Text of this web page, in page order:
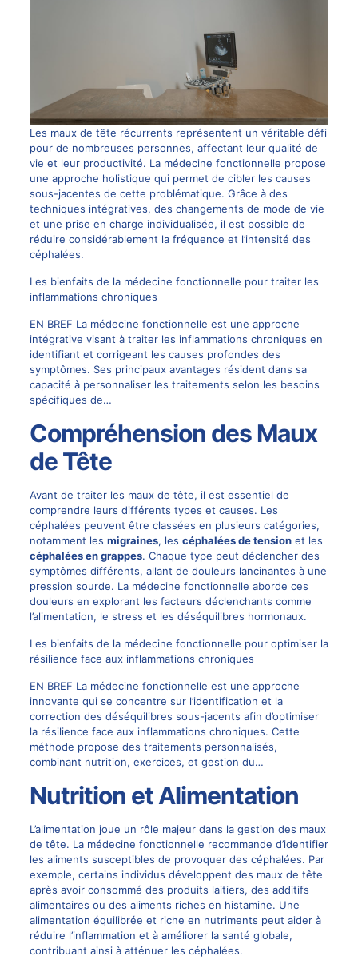
Les maux de tête récurrents représentent un véritable défi
pour de nombreuses personnes, affectant leur qualité de
vie et leur productivité. La médecine fonctionnelle propose
une approche holistique qui permet de cibler les causes
sous-jacentes de cette problématique. Grâce à des
techniques intégratives, des changements de mode de vie
et une prise en charge individualisée, il est possible de
réduire considérablement la fréquence et l’intensité des
céphalées.
Les bienfaits de la médecine fonctionnelle pour traiter les
inflammations chroniques
EN BREF La médecine fonctionnelle est une approche
intégrative visant à traiter les inflammations chroniques en
identifiant et corrigeant les causes profondes des
symptômes. Ses principaux avantages résident dans sa
capacité à personnaliser les traitements selon les besoins
spécifiques de…
Compréhension des Maux
de Tête
Avant de traiter les maux de tête, il est essentiel de
comprendre leurs différents types et causes. Les
céphalées peuvent être classées en plusieurs catégories,
notamment les migraines, les céphalées de tensionet les
céphalées en grappes. Chaque type peut déclencher des
symptômes différents, allant de douleurs lancinantes à une
pression sourde. La médecine fonctionnelle aborde ces
douleurs en explorant les facteurs déclenchants comme
l’alimentation, le stress et les déséquilibres hormonaux.
Les bienfaits de la médecine fonctionnelle pour optimiser la
résilience face aux inflammations chroniques
EN BREF La médecine fonctionnelle est une approche
innovante qui se concentre sur l’identification et la
correction des déséquilibres sous-jacents afin d’optimiser
la résilience face aux inflammations chroniques. Cette
méthode propose des traitements personnalisés,
combinant nutrition, exercices, et gestion du…
Nutrition et Alimentation
L’alimentation joue un rôle majeur dans la gestion des maux
de tête. La médecine fonctionnelle recommande d’identifier
les aliments susceptibles de provoquer des céphalées. Par
exemple, certains individus développent des maux de tête
après avoir consommé des produits laitiers, des additifs
alimentaires ou des aliments riches en histamine. Une
alimentation équilibrée et riche en nutriments peut aider à
réduire l’inflammation et à améliorer la santé globale,
contribuant ainsi à atténuer les céphalées.